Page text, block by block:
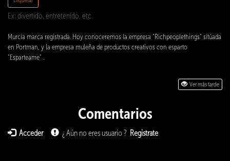
Ex: divertido, entretenido, etc.
Murcia marca registrada. Hoy conoceremos la empresa "Richpeoplethings" sitúada
en Portman, y la empresa muleña de productos creativos con esparto
"Esparteame" .
Ver más tarde
Comentarios
Acceder ¿ Aún no eres usuario ? Registrate